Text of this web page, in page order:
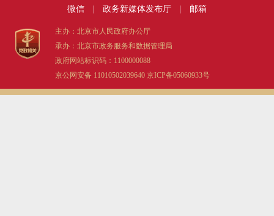
微信 政务新媒体发布厅 邮箱
主办：北京市人民政府办公厅
承办：北京市政务服务和数据管理局
政府网站标识码：1100000088
京公网安备 11010502039640 京ICP备05060933号